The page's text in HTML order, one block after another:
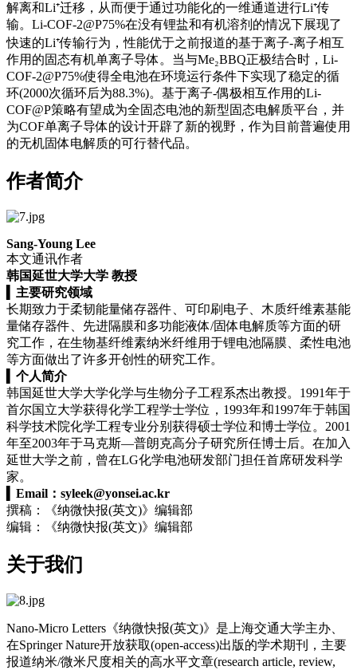
解离和Li⁺迁移，从而便于通过功能化的一维通道进行Li⁺传
输。Li-COF-2@P75%在没有锂盐和有机溶剂的情况下展现了
快速的Li⁺传输行为，性能优于之前报道的基于离子-离子相互
作用的固态有机单离子导体。当与Me₂BBQ正极结合时，Li-
COF-2@P75%使得全电池在环境运行条件下实现了稳定的循
环(2000次循环后为88.3%)。基于离子-偶极相互作用的Li-
COF@P策略有望成为全固态电池的新型固态电解质平台，并
为COF单离子导体的设计开辟了新的视野，作为目前普遍使用
的无机固体电解质的可行替代品。
作者简介
Sang-Young Lee
本文通讯作者
韩国延世大学大学 教授
主要研究领域
长期致力于柔韧能量储存器件、可印刷电子、木质纤维素基能
量储存器件、先进隔膜和多功能液体/固体电解质等方面的研
究工作，在生物基纤维素纳米纤维用于锂电池隔膜、柔性电池
等方面做出了许多开创性的研究工作。
个人简介
韩国延世大学大学化学与生物分子工程系杰出教授。1991年于
首尔国立大学获得化学工程学士学位，1993年和1997年于韩国
科学技术院化学工程专业分别获得硕士学位和博士学位。2001
年至2003年于马克斯—普朗克高分子研究所任博士后。在加入
延世大学之前，曾在LG化学电池研发部门担任首席研发科学
家。
Email： syleek@yonsei.ac.kr
撰稿：《纳微快报(英文)》编辑部
编辑：《纳微快报(英文)》编辑部
关于我们
Nano-Micro Letters《纳微快报(英文)》是上海交通大学主办、
在Springer Nature开放获取(open-access)出版的学术期刊，主要
报道纳米/微米尺度相关的高水平文章(research article, review,